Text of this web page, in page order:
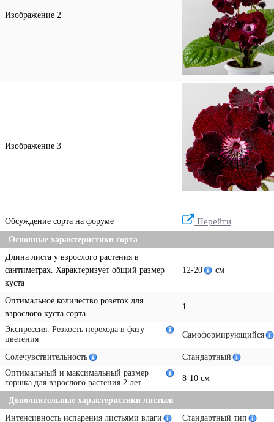
Изображение 2
Изображение 3
Обсуждение сорта на форуме Перейти
Основные характеристики сорта
Длина листа у взрослого растения в
сантиметрах. Характеризует общий размер
куста
12-20 см
Оптимальное количество розеток для
взрослого куста сорта
1
Экспрессия. Резкость перехода в фазу
цветения
Самоформирующийся
Солечувствительность
Стандартный
Оптимальный и максимальный размер
горшка для взрослого растения 2 лет
8-10 см
Дополнительные характеристики листьев
Интенсивность испарения листьями влаги
Стандартный тип